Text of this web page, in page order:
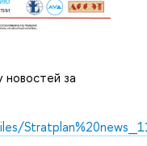
за